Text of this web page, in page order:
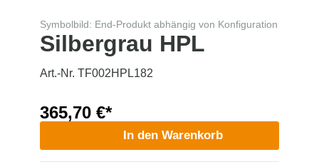
Symbolbild: End-Produkt abhängig von Konfiguration
Silbergrau HPL
Art.-Nr. TF002HPL182
365,70 €*
In den Warenkorb